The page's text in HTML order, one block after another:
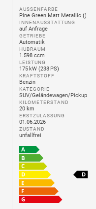
AUSSENFARBE
Pine Green Matt Metallic ()
INNENAUSSTATTUNG
auf Anfrage
GETRIEBE
Automatik
HUBRAUM
1.598 ccm
LEISTUNG
175 kW (238 PS)
KRAFTSTOFF
Benzin
KATEGORIE
SUV/Geländewagen/Pickup
KILOMETERSTAND
20 km
ERSTZULASSUNG
01.06.2026
ZUSTAND
unfallfrei